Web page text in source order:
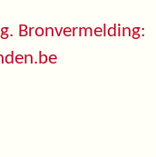
Bronvermelding: